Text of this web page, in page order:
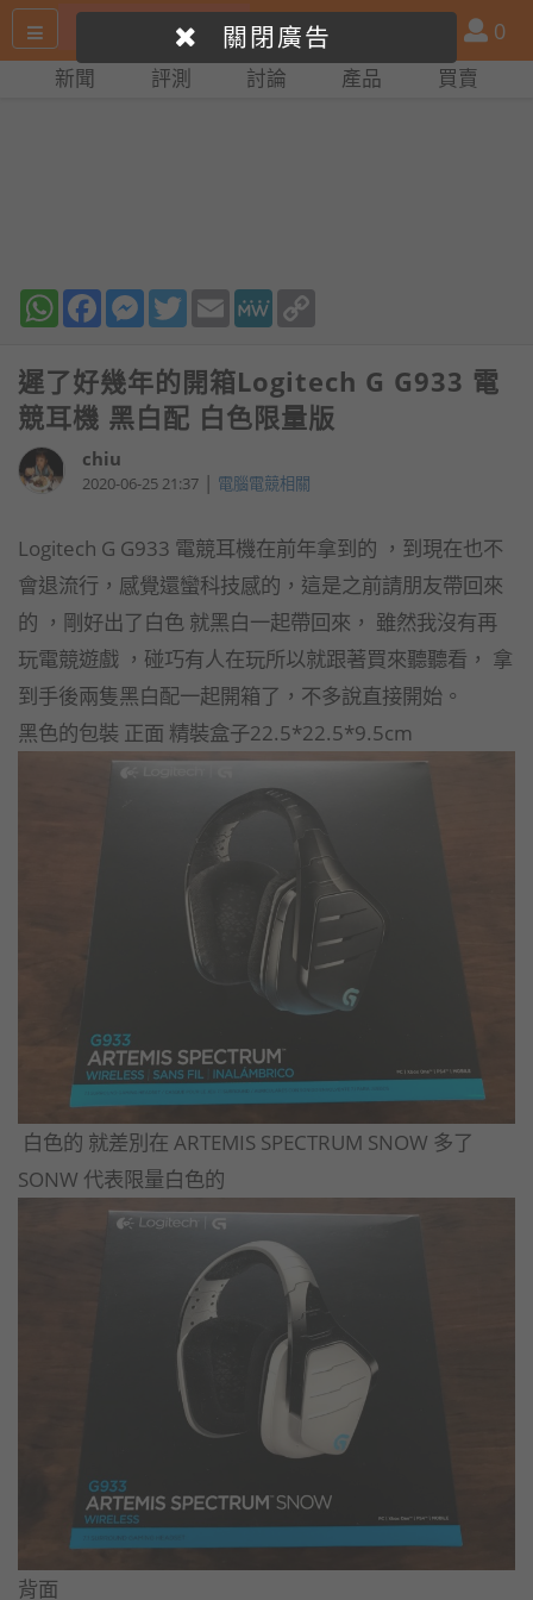
尋
產
品
比
會
員
0
新聞 評測 討論 產品 買賣
WhatsAppFacebookMessenger
TwitterEmail MeWe
遲了好幾年的開箱Logitech G G933 電
競耳機 黑白配 白色限量版
chiu
2020-06-25 21:37 | 電腦電競相關
Logitech G G933 電競耳機在前年拿到的 ，到現在也不
會退流行，感覺還蠻科技感的，這是之前請朋友帶回來
的 ，剛好出了白色 就黑白一起帶回來， 雖然我沒有再
玩電競遊戲 ，碰巧有人在玩所以就跟著買來聽聽看， 拿
到手後兩隻黑白配一起開箱了，不多說直接開始。
黑色的包裝 正面 精裝盒子22.5*22.5*9.5cm
白色的 就差別在 ARTEMIS SPECTRUM SNOW 多了
SONW 代表限量白色的
關閉廣告
背面